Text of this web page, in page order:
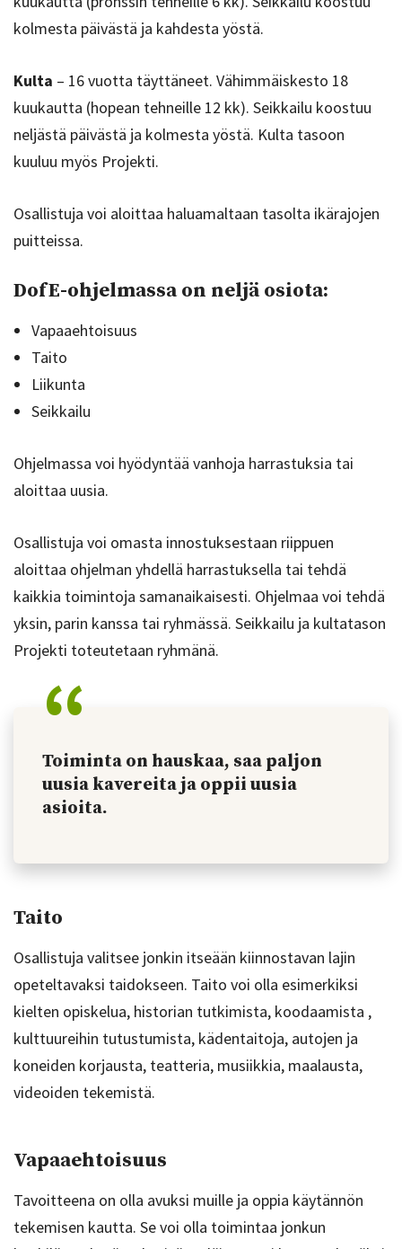
kolmesta päivästä ja kahdesta yöstä.
Kulta – 16 vuotta täyttäneet. Vähimmäiskesto 18
kuukautta (hopean tehneille 12 kk). Seikkailu koostuu
neljästä päivästä ja kolmesta yöstä. Kulta tasoon
kuuluu myös Projekti.
Osallistuja voi aloittaa haluamaltaan tasolta ikärajojen
puitteissa.
DofE-ohjelmassa on neljä osiota:
Vapaaehtoisuus
Taito
Liikunta
Seikkailu
Ohjelmassa voi hyödyntää vanhoja harrastuksia tai
aloittaa uusia.
Osallistuja voi omasta innostuksestaan riippuen
aloittaa ohjelman yhdellä harrastuksella tai tehdä
kaikkia toimintoja samanaikaisesti. Ohjelmaa voi tehdä
yksin, parin kanssa tai ryhmässä. Seikkailu ja kultatason
Projekti toteutetaan ryhmänä.
Toiminta on hauskaa, saa paljon
uusia kavereita ja oppii uusia
asioita.
Taito
Osallistuja valitsee jonkin itseään kiinnostavan lajin
opeteltavaksi taidokseen. Taito voi olla esimerkiksi
kielten opiskelua, historian tutkimista, koodaamista ,
kulttuureihin tutustumista, kädentaitoja, autojen ja
koneiden korjausta, teatteria, musiikkia, maalausta,
videoiden tekemistä.
Vapaaehtoisuus
Tavoitteena on olla avuksi muille ja oppia käytännön
tekemisen kautta. Se voi olla toimintaa jonkun